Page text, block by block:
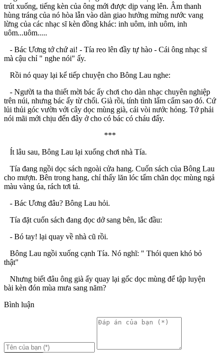
trút xuống, tiếng kèn của ông mới được dịp vang lên. Âm thanh
hùng tráng của nó hòa lẫn vào dàn giao hưởng mừng nước vang
lừng của các nhạc sĩ kèn đồng khác: inh uôm, inh uôm, inh
uôm...uôm.....
- Bác Ương tớ chứ ai! - Tía reo lên đầy tự hào - Cái ông nhạc sĩ
mà cậu chỉ " nghe nói" ấy.
Rồi nó quay lại kể tiếp chuyện cho Bông Lau nghe:
- Người ta tha thiết mời bác ấy chơi cho dàn nhạc chuyên nghiệp
trên núi, nhưng bác ấy từ chối. Già rồi, tính tình lẩm cẩm sao đó. Cứ
lủi thủi góc vườn với cây dọc mùng già, cái vòi nước hỏng. Tớ phải
nói mãi mới chịu đến đây ở cho có bác có cháu đấy.
***
Ít lâu sau, Bông Lau lại xuống chơi nhà Tía.
Tía đang ngồi dọc sách ngoài cửa hang. Cuốn sách của Bông Lau
cho mượn. Bên trong hang, chỉ thấy lăn lóc tấm chăn dọc mùng ngả
màu vàng úa, rách tơi tả.
- Bác Ương đâu? Bông Lau hỏi.
Tía đặt cuốn sách đang đọc dở sang bên, lắc đầu:
- Bó tay! lại quay về nhà cũ rồi.
Bông Lau ngồi xuống cạnh Tía. Nó nghĩ: " Thói quen khó bỏ
thật"
Nhưng biết đâu ông già ấy quay lại gốc dọc mùng để tập luyện
bài kèn đón mùa mưa sang năm?
Bình luận